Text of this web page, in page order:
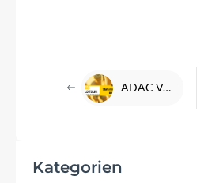
ADAC Velotour: Startunterlagen-Abholung und mehr bei DENFELD
Kategorien